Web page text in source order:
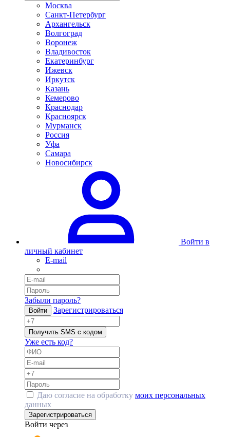
Москва
Санкт-Петербург
Архангельск
Волгоград
Воронеж
Владивосток
Екатеринбург
Ижевск
Иркутск
Казань
Кемерово
Краснодар
Красноярск
Мурманск
Россия
Уфа
Самара
Новосибирск
Войти в
личный кабинет
E-mail
Забыли пароль?
Войти Зарегистрироваться
Получить SMS с кодом
Уже есть код?
Даю согласие на обработку моих персональных
данных
Зарегистрироваться
Войти через